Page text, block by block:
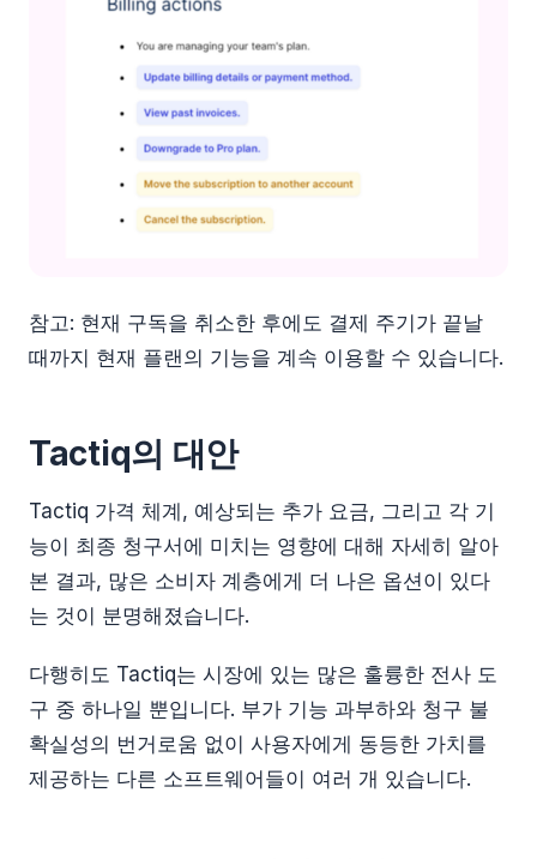
참고: 현재 구독을 취소한 후에도 결제 주기가 끝날
때까지 현재 플랜의 기능을 계속 이용할 수 있습니다.
Tactiq의 대안
Tactiq 가격 체계, 예상되는 추가 요금, 그리고 각 기
능이 최종 청구서에 미치는 영향에 대해 자세히 알아
본 결과, 많은 소비자 계층에게 더 나은 옵션이 있다
는 것이 분명해졌습니다.
다행히도 Tactiq는 시장에 있는 많은 훌륭한 전사 도
구 중 하나일 뿐입니다. 부가 기능 과부하와 청구 불
확실성의 번거로움 없이 사용자에게 동등한 가치를
제공하는 다른 소프트웨어들이 여러 개 있습니다.